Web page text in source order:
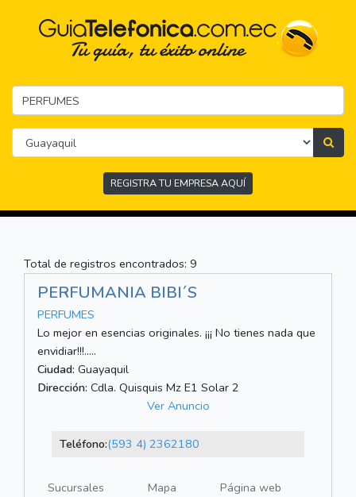
REGISTRA TU EMPRESA AQUÍ
Total de registros encontrados: 9
PERFUMANIA BIBI´S
PERFUMES
Lo mejor en esencias originales. ¡¡¡ No tienes nada que
envidiar!!!.....
Ciudad: Guayaquil
Dirección: Cdla. Quisquis Mz E1 Solar 2
Ver Anuncio
Teléfono:(593 4) 2362180
Sucursales Mapa
Página web